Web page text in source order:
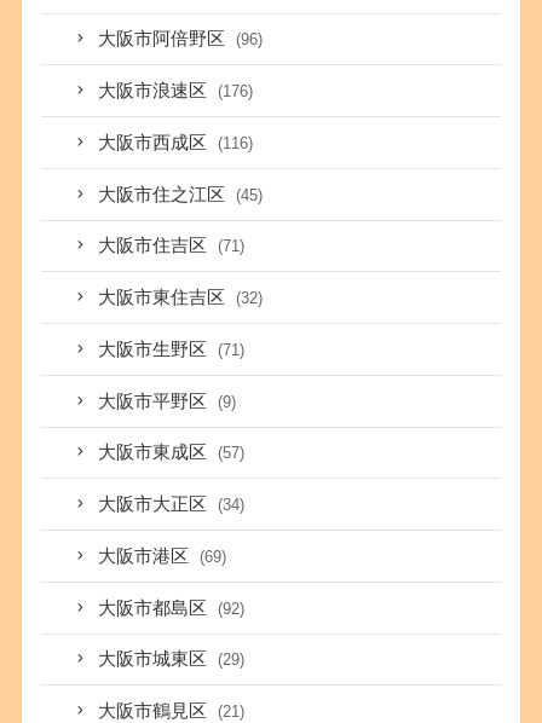
大阪市阿倍野区 (96)
大阪市浪速区 (176)
大阪市西成区 (116)
大阪市住之江区 (45)
大阪市住吉区 (71)
大阪市東住吉区 (32)
大阪市生野区 (71)
大阪市平野区 (9)
大阪市東成区 (57)
大阪市大正区 (34)
大阪市港区 (69)
大阪市都島区 (92)
大阪市城東区 (29)
大阪市鶴見区 (21)